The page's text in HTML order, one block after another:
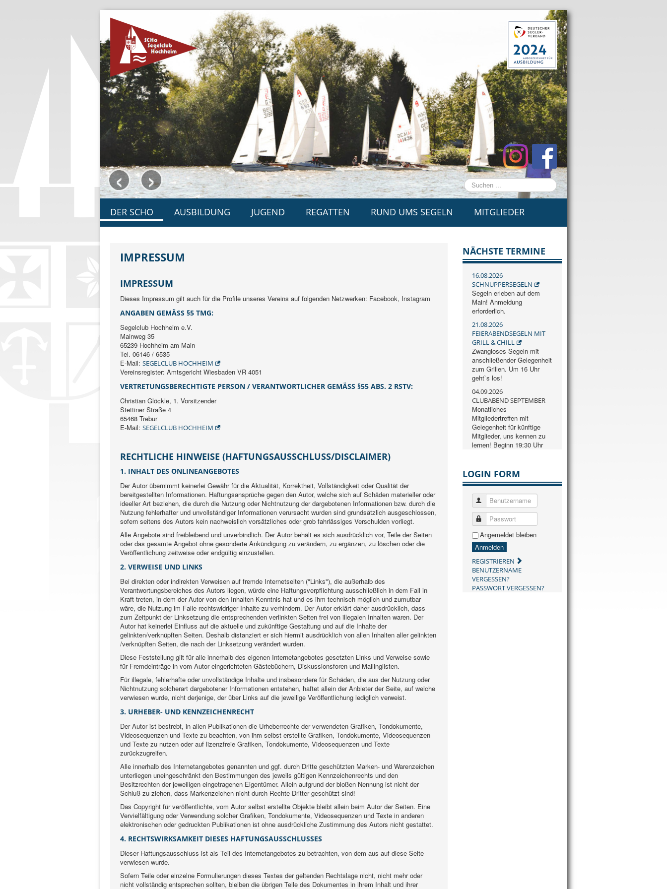
‹ ›
Suchen
...
DER SCHO AUSBILDUNG JUGEND REGATTEN RUND UMS SEGELN MITGLIEDER
IMPRESSUM
IMPRESSUM
Dieses Impressum gilt auch für die Profile unseres Vereins auf folgenden Netzwerken: Facebook, Instagram
ANGABEN GEMÄSS §5 TMG:
Segelclub Hochheim e.V.
Mainweg 35
65239 Hochheim am Main
Tel. 06146 / 6535
E-Mail: SEGELCLUB HOCHHEIM
Vereinsregister: Amtsgericht Wiesbaden VR 4051
VERTRETUNGSBERECHTIGTE PERSON / VERANTWORTLICHER GEMÄSS §55 ABS. 2 RSTV:
Christian Glöckle, 1. Vorsitzender
Stettiner Straße 4
65468 Trebur
E-Mail: SEGELCLUB HOCHHEIM
RECHTLICHE HINWEISE (HAFTUNGSAUSSCHLUSS/DISCLAIMER)
1. INHALT DES ONLINEANGEBOTES
Der Autor übernimmt keinerlei Gewähr für die Aktualität, Korrektheit, Vollständigkeit oder Qualität der
bereitgestellten Informationen. Haftungsansprüche gegen den Autor, welche sich auf Schäden materieller oder
ideeller Art beziehen, die durch die Nutzung oder Nichtnutzung der dargebotenen Informationen bzw. durch die
Nutzung fehlerhafter und unvollständiger Informationen verursacht wurden sind grundsätzlich ausgeschlossen,
sofern seitens des Autors kein nachweislich vorsätzliches oder grob fahrlässiges Verschulden vorliegt.
Alle Angebote sind freibleibend und unverbindlich. Der Autor behält es sich ausdrücklich vor, Teile der Seiten
oder das gesamte Angebot ohne gesonderte Ankündigung zu verändern, zu ergänzen, zu löschen oder die
Veröffentlichung zeitweise oder endgültig einzustellen.
2. VERWEISE UND LINKS
Bei direkten oder indirekten Verweisen auf fremde Internetseiten ("Links"), die außerhalb des
Verantwortungsbereiches des Autors liegen, würde eine Haftungsverpflichtung ausschließlich in dem Fall in
Kraft treten, in dem der Autor von den Inhalten Kenntnis hat und es ihm technisch möglich und zumutbar
wäre, die Nutzung im Falle rechtswidriger Inhalte zu verhindern. Der Autor erklärt daher ausdrücklich, dass
zum Zeitpunkt der Linksetzung die entsprechenden verlinkten Seiten frei von illegalen Inhalten waren. Der
Autor hat keinerlei Einfluss auf die aktuelle und zukünftige Gestaltung und auf die Inhalte der
gelinkten/verknüpften Seiten. Deshalb distanziert er sich hiermit ausdrücklich von allen Inhalten aller gelinkten
/verknüpften Seiten, die nach der Linksetzung verändert wurden.
Diese Feststellung gilt für alle innerhalb des eigenen Internetangebotes gesetzten Links und Verweise sowie
für Fremdeinträge in vom Autor eingerichteten Gästebüchern, Diskussionsforen und Mailinglisten.
Für illegale, fehlerhafte oder unvollständige Inhalte und insbesondere für Schäden, die aus der Nutzung oder
Nichtnutzung solcherart dargebotener Informationen entstehen, haftet allein der Anbieter der Seite, auf welche
verwiesen wurde, nicht derjenige, der über Links auf die jeweilige Veröffentlichung lediglich verweist.
3. URHEBER- UND KENNZEICHENRECHT
Der Autor ist bestrebt, in allen Publikationen die Urheberrechte der verwendeten Grafiken, Tondokumente,
Videosequenzen und Texte zu beachten, von ihm selbst erstellte Grafiken, Tondokumente, Videosequenzen
und Texte zu nutzen oder auf lizenzfreie Grafiken, Tondokumente, Videosequenzen und Texte
zurückzugreifen.
Alle innerhalb des Internetangebotes genannten und ggf. durch Dritte geschützten Marken- und Warenzeichen
unterliegen uneingeschränkt den Bestimmungen des jeweils gültigen Kennzeichenrechts und den
Besitzrechten der jeweiligen eingetragenen Eigentümer. Allein aufgrund der bloßen Nennung ist nicht der
Schluß zu ziehen, dass Markenzeichen nicht durch Rechte Dritter geschützt sind!
Das Copyright für veröffentlichte, vom Autor selbst erstellte Objekte bleibt allein beim Autor der Seiten. Eine
Vervielfältigung oder Verwendung solcher Grafiken, Tondokumente, Videosequenzen und Texte in anderen
elektronischen oder gedruckten Publikationen ist ohne ausdrückliche Zustimmung des Autors nicht gestattet.
4. RECHTSWIRKSAMKEIT DIESES HAFTUNGSAUSSCHLUSSES
Dieser Haftungsausschluss ist als Teil des Internetangebotes zu betrachten, von dem aus auf diese Seite
verwiesen wurde.
Sofern Teile oder einzelne Formulierungen dieses Textes der geltenden Rechtslage nicht, nicht mehr oder
nicht vollständig entsprechen sollten, bleiben die übrigen Teile des Dokumentes in ihrem Inhalt und ihrer
NÄCHSTE TERMINE
16.08.2026
SCHNUPPERSEGELN
Segeln erleben auf dem
Main! Anmeldung
erforderlich.
21.08.2026
FEIERABENDSEGELN MIT
GRILL & CHILL
Zwangloses Segeln mit
anschließender Gelegenheit
zum Grillen. Um 16 Uhr
geht`s los!
04.09.2026
CLUBABEND SEPTEMBER
Monatliches
Mitgliedertreffen mit
Gelegenheit für künftige
Mitglieder, uns kennen zu
lernen! Beginn 19:30 Uhr
LOGIN FORM
Benutzername
Passwort
Angemeldet bleiben
Anmelden
REGISTRIEREN
BENUTZERNAME
VERGESSEN?
PASSWORT VERGESSEN?